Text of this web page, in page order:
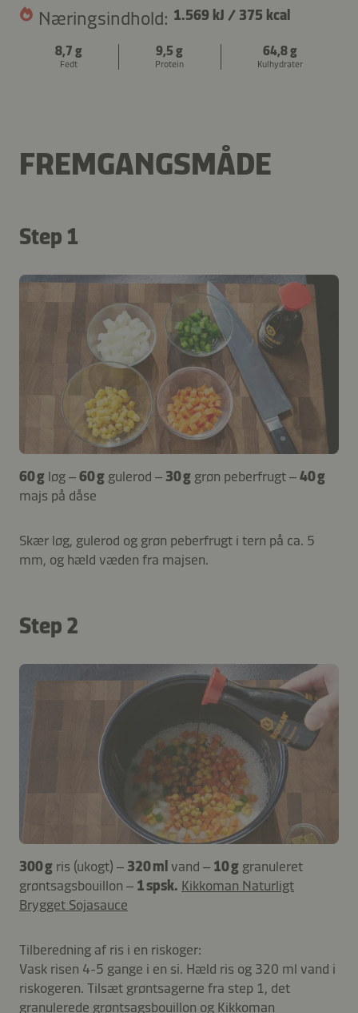
Næringsindhold: 1.569 kJ / 375 kcal
8,7 g
Fedt
9,5 g
Protein
64,8 g
Kulhydrater
FREMGANGSMÅDE
Step 1
60 g løg –60 g gulerod – 30 g grøn peberfrugt –40 g
majs på dåse
Skær løg, gulerod og grøn peberfrugt i tern på ca. 5
mm, og hæld væden fra majsen.
Step 2
300 g ris (ukogt) – 320 ml vand – 10 g granuleret
grøntsagsbouillon – 1 spsk. Kikkoman Naturligt
Brygget Sojasauce
Tilberedning af ris i en riskoger:
Vask risen 4-5 gange i en si. Hæld ris og 320 ml vand i
riskogeren. Tilsæt grøntsagerne fra step 1, det
granulerede grøntsagsbouillon og Kikkoman